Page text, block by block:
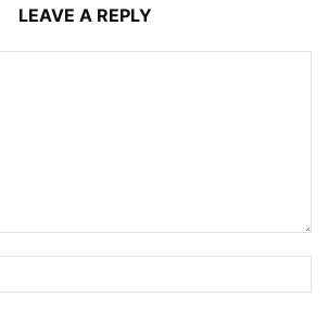
LEAVE A REPLY